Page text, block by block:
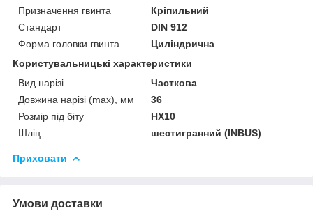
Призначення гвинта
Кріпильний
Стандарт
DIN 912
Форма головки гвинта
Циліндрична
Користувальницькі характеристики
Вид нарізі
Часткова
Довжина нарізі (max), мм
36
Розмір під біту
HX10
Шліц
шестигранний (INBUS)
Приховати
Умови доставки